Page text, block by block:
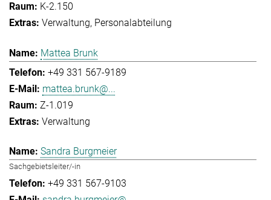
K-2.150
Verwaltung Personalabteilung
Mattea Brunk
+49 331 567-9189
mattea.brunk@...
Z-1.019
Verwaltung
Sandra Burgmeier
Sachgebietsleiter/-in
+49 331 567-9103